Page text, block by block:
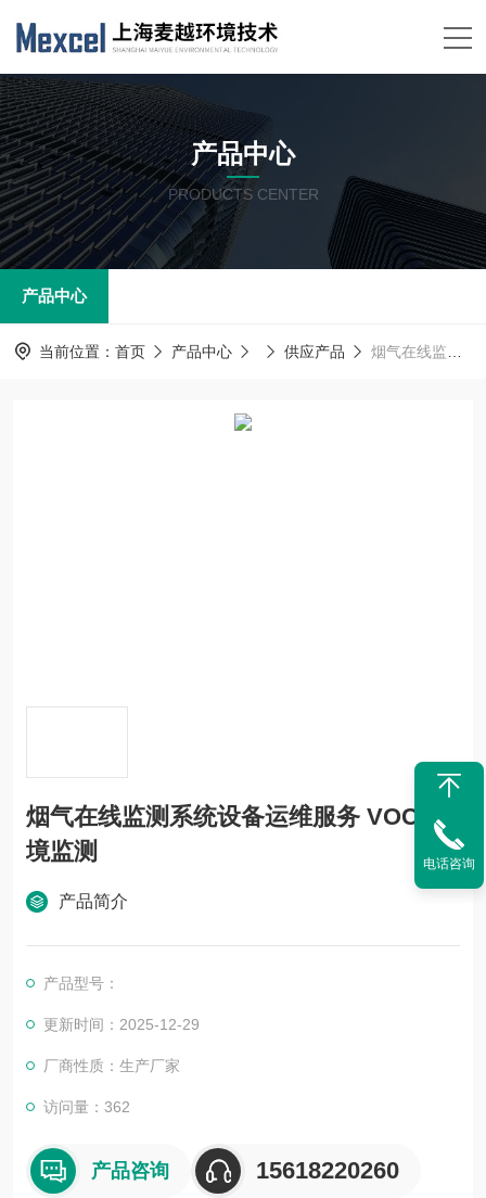
产品中心
PRODUCTS CENTER
产品中心
当前位置： 首页 产品中心 供应产品 烟气在线监测系统设备运维服务 VOCs环境监测
烟气在线监测系统设备运维服务 VOCs环
境监测
产品简介
产品型号：
更新时间：2025-12-29
厂商性质：生产厂家
访问量：362
产品咨询 15618220260
电话咨询